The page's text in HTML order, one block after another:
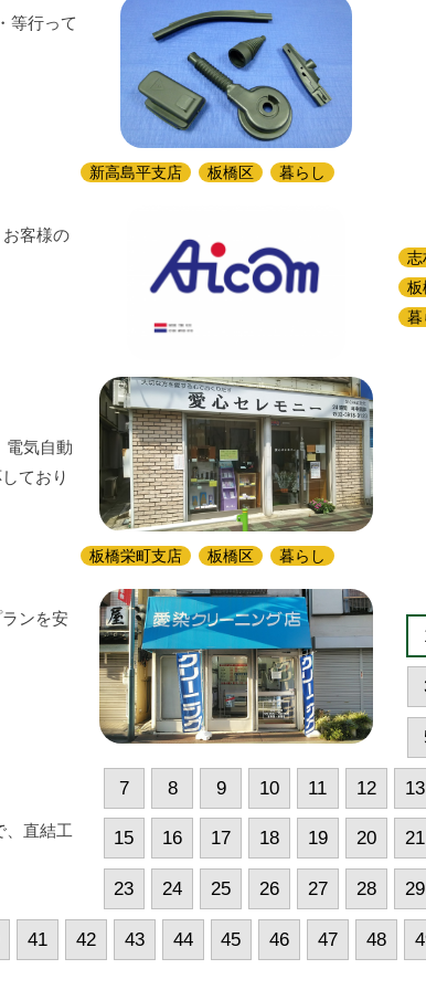
等行って
客様の
新高島平支店 板橋区 暮らし
電気自動
ており
志
板
暮
ンを安
板橋栄町支店 板橋区 暮らし
、直結工
7 8 9 10 11 12 13
15 16 17 18 19 20 21
23 24 25 26 27 28 29
41 42 43 44 45 46 47 48